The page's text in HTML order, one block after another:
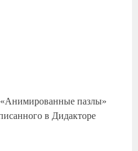
пазлы»
в Дидакторе